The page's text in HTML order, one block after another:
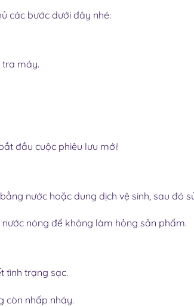
các bước dưới đây nhé:
tra máy.
đầu cuộc phiêu lưu mới!
bằng nước hoặc dung dịch vệ sinh, sau đó
nóng để không làm hỏng sản phẩm.
tình trạng sạc.
còn nhấp nháy.